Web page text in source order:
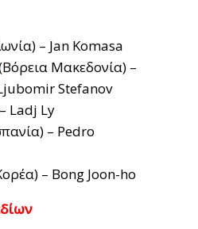
– Jan Komasa
Μακεδονία) –
Stefanov
Ladj Ly
– Pedro
– Bong Joon-ho